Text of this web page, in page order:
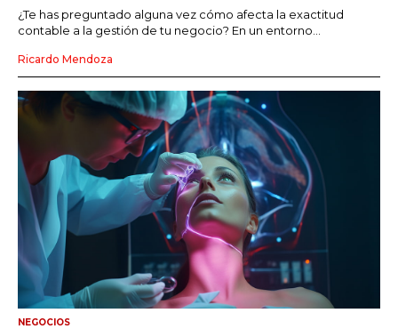
¿Te has preguntado alguna vez cómo afecta la exactitud
contable a la gestión de tu negocio? En un entorno...
Ricardo Mendoza
NEGOCIOS